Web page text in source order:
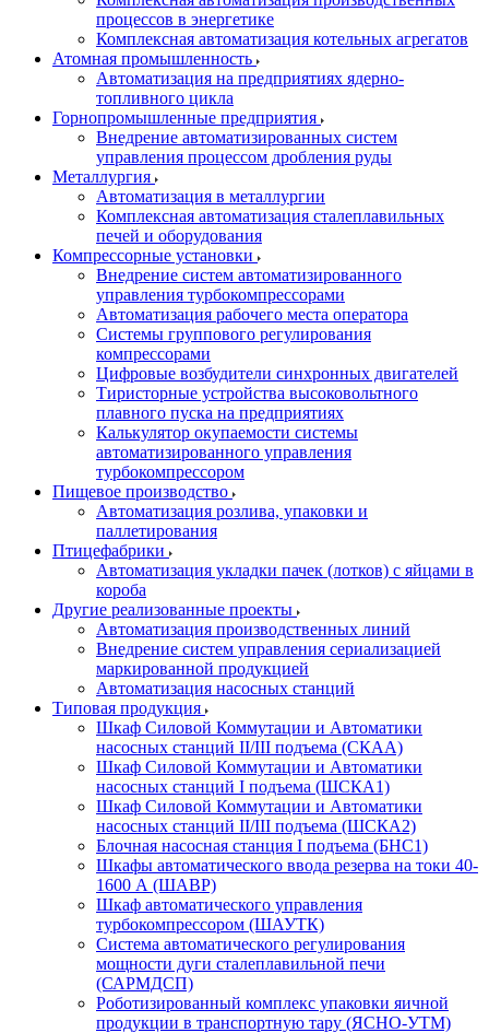
процессов в энергетике
Комплексная автоматизация котельных агрегатов
Атомная промышленность
Автоматизация на предприятиях ядерно-
топливного цикла
Горнопромышленные предприятия
Внедрение автоматизированных систем
управления процессом дробления руды
Металлургия
Автоматизация в металлургии
Комплексная автоматизация сталеплавильных
печей и оборудования
Компрессорные установки
Внедрение систем автоматизированного
управления турбокомпрессорами
Автоматизация рабочего места оператора
Системы группового регулирования
компрессорами
Цифровые возбудители синхронных двигателей
Тиристорные устройства высоковольтного
плавного пуска на предприятиях
Калькулятор окупаемости системы
автоматизированного управления
турбокомпрессором
Пищевое производство
Автоматизация розлива, упаковки и
паллетирования
Птицефабрики
Автоматизация укладки пачек (лотков) с яйцами в
короба
Другие реализованные проекты
Автоматизация производственных линий
Внедрение систем управления сериализацией
маркированной продукцией
Автоматизация насосных станций
Типовая продукция
Шкаф Силовой Коммутации и Автоматики
насосных станций II/III подъема (СКАА)
Шкаф Силовой Коммутации и Автоматики
насосных станций I подъема (ШСКА1)
Шкаф Силовой Коммутации и Автоматики
насосных станций II/III подъема (ШСКА2)
Блочная насосная станция I подъема (БНС1)
Шкафы автоматического ввода резерва на токи 40-
1600 А (ШАВР)
Шкаф автоматического управления
турбокомпрессором (ШАУТК)
Система автоматического регулирования
мощности дуги сталеплавильной печи
(САРМДСП)
Роботизированный комплекс упаковки яичной
продукции в транспортную тару (ЯСНО-УТМ)